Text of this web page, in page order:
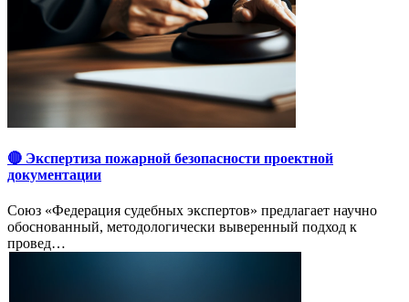
🔴 Экспертиза пожарной безопасности проектной
документации
Союз «Федерация судебных экспертов» предлагает научно
обоснованный, методологически выверенный подход к
провед…